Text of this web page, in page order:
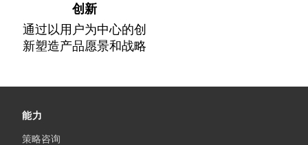
创新
通过以用户为中心的创
新塑造产品愿景和战略
能力
策略咨询